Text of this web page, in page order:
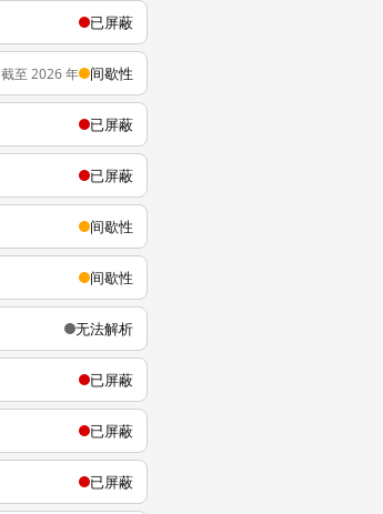
已屏蔽
截至 2026 年 间歇性
已屏蔽
已屏蔽
间歇性
间歇性
无法解析
已屏蔽
已屏蔽
已屏蔽